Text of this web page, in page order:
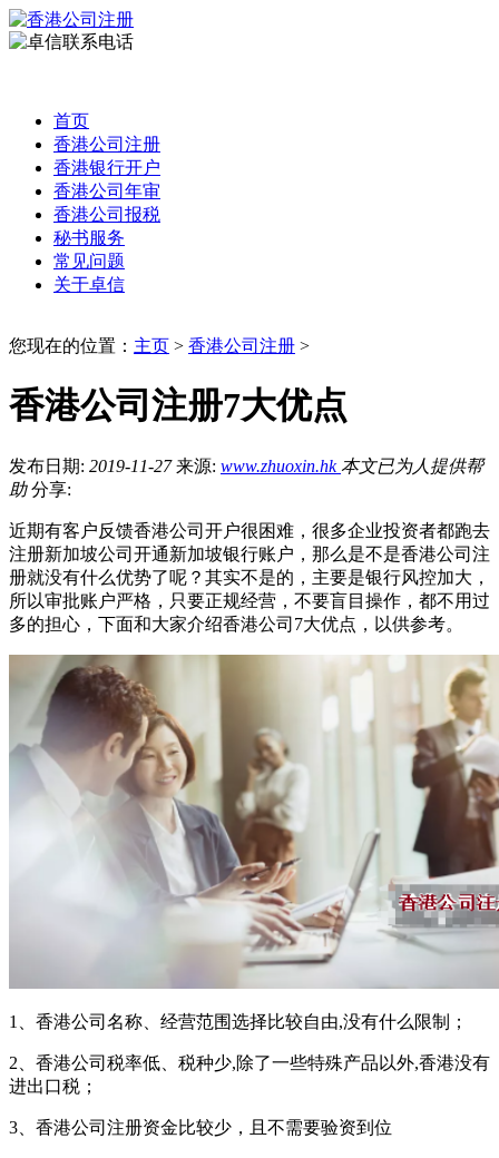
首页
香港公司注册
香港银行开户
香港公司年审
香港公司报税
秘书服务
常见问题
关于卓信
您现在的位置： 主页 > 香港公司注册 >
香港公司注册7大优点
发布日期: 2019-11-27 来源: www.zhuoxin.hk 本文已为人提供帮
助 分享:
近期有客户反馈香港公司开户很困难，很多企业投资者都跑去
注册新加坡公司开通新加坡银行账户，那么是不是香港公司注
册就没有什么优势了呢？其实不是的，主要是银行风控加大，
所以审批账户严格，只要正规经营，不要盲目操作，都不用过
多的担心，下面和大家介绍香港公司7大优点，以供参考。
1、香港公司名称、经营范围选择比较自由,没有什么限制；
2、香港公司税率低、税种少,除了一些特殊产品以外,香港没有
进出口税；
3、香港公司注册资金比较少，且不需要验资到位